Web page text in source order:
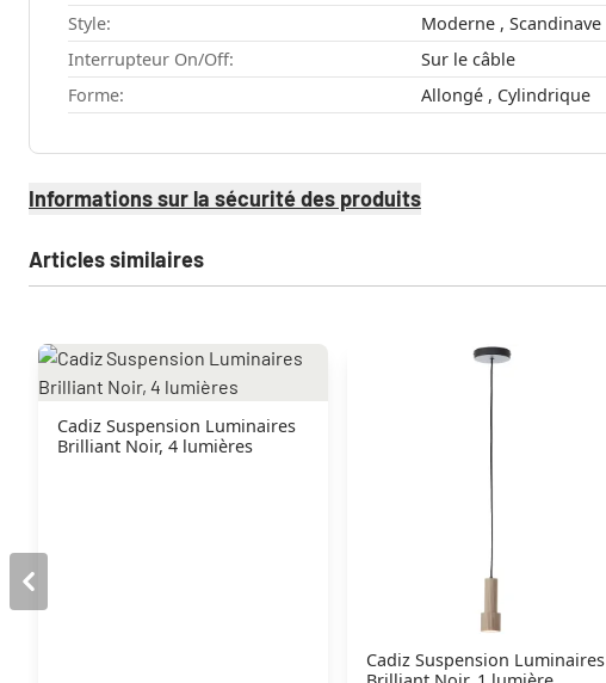
Style:
Moderne , Scandinave
Interrupteur On/Off:
Sur le câble
Forme:
Allongé , Cylindrique
Informations sur la sécurité des produits
Articles similaires
Cadiz Suspension Luminaires
Brilliant Noir, 4 lumières
Cadiz Suspension Luminaires